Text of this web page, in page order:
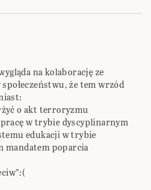
na kolaborację ze
że tem wrzód
o akt terroryzmu
w trybie dyscyplinarnym
edukacji w trybie
mandatem poparcia